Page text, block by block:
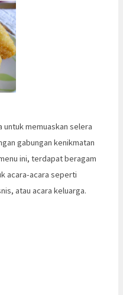
untuk memuaskan selera
gabungan kenikmatan
ini, terdapat beragam
acara-acara seperti
atau acara keluarga.